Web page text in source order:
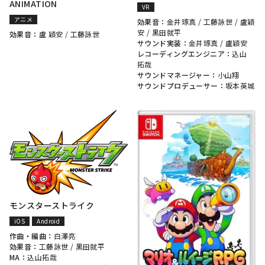
ANIMATION
アニメ
効果音： 盧 穎安 / 工藤詠世
VR
効果音： 金井琢真 / 工藤詠世 / 盧穎
安 / 黒田就平
サウンド実装： 金井琢真 / 盧穎安
レコーディングエンジニア：込山
拓哉
サウンドマネージャー： 小山翔
サウンドプロデューサー：坂本英城
モンスターストライク
iOS Android
作曲・編曲： 白澤亮
効果音： 工藤詠世 / 黒田就平
MA：込山拓哉